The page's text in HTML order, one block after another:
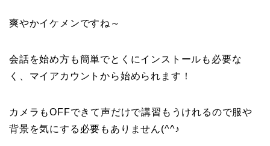
爽やかイケメンですね～
会話を始め方も簡単でとくにインストールも必要な
く、マイアカウントから始められます！
カメラもOFFできて声だけで講習もうけれるので服や
背景を気にする必要もありません(^^♪